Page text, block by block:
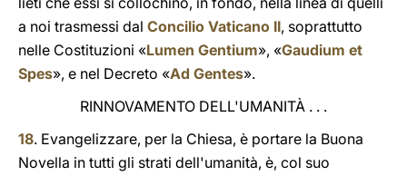
a noi trasmessi dal Concilio Vaticano II, soprattutto
nelle Costituzioni «Lumen Gentium», «Gaudium et
Spes», e nel Decreto «Ad Gentes».
RINNOVAMENTO DELL'UMANITÀ . . .
18. Evangelizzare, per la Chiesa, è portare la Buona
Novella in tutti gli strati dell'umanità, è, col suo